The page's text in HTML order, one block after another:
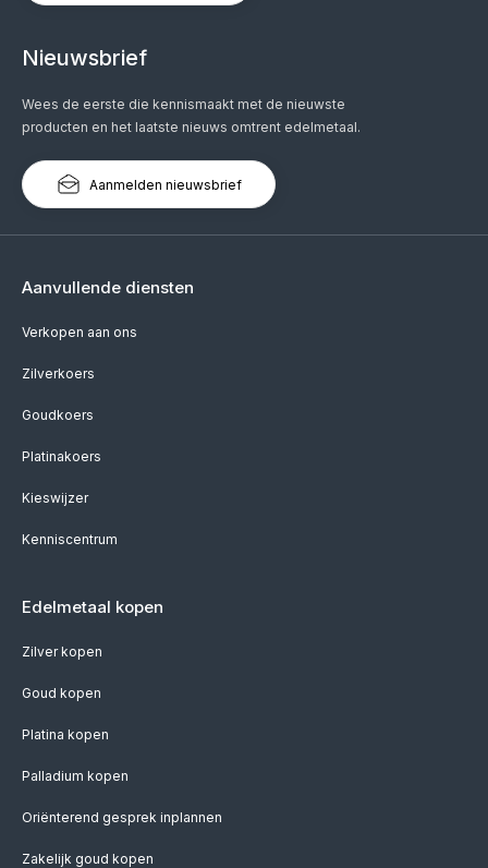
Nieuwsbrief
Wees de eerste die kennismaakt met de nieuwste
producten en het laatste nieuws omtrent edelmetaal.
Aanmelden nieuwsbrief
Aanvullende diensten
Verkopen aan ons
Zilverkoers
Goudkoers
Platinakoers
Kieswijzer
Kenniscentrum
Edelmetaal kopen
Zilver kopen
Goud kopen
Platina kopen
Palladium kopen
Oriënterend gesprek inplannen
Zakelijk goud kopen